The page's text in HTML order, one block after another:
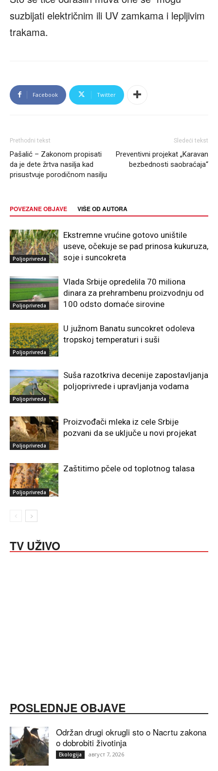
suzbijati električnim ili UV zamkama i lepljivim
trakama.
Facebook Twitter
Prethodni tekst
Pašalić – Zakonom propisati
da je dete žrtva nasilja kad
prisustvuje porodičnom nasilju
Sledeći tekst
Preventivni projekat „Karavan
bezbednosti saobraćaja“
POVEZANE OBJAVE VIŠE OD AUTORA
Poljoprivreda
Ekstremne vrućine gotovo uništile
useve, očekuje se pad prinosa kukuruza,
soje i suncokreta
Poljoprivreda
Vlada Srbije opredelila 70 miliona
dinara za prehrambenu proizvodnju od
100 odsto domaće sirovine
Poljoprivreda
U južnom Banatu suncokret odoleva
tropskoj temperaturi i suši
Poljoprivreda
Suša razotkriva decenije zapostavljanja
poljoprivrede i upravljanja vodama
Poljoprivreda
Proizvođači mleka iz cele Srbije
pozvani da se uključe u novi projekat
Poljoprivreda
Zaštitimo pčele od toplotnog talasa
TV UŽIVO
POSLEDNJE OBJAVE
Održan drugi okrugli sto o Nacrtu zakona
o dobrobiti životinja
Ekologija август 7, 2026